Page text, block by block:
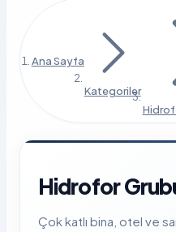
Ana Sayfa
Kategoriler
Hidrofor
Çok katlı bina, otel ve